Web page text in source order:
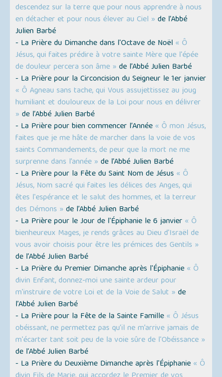
descendez sur la terre que pour nous apprendre à nous
en détacher et pour nous élever au Ciel » de l’Abbé
Julien Barbé
- La Prière du Dimanche dans l'Octave de Noël « Ô
Jésus, qui faites prédire à votre sainte Mère que l'épée
de douleur percera son âme » de l’Abbé Julien Barbé
- La Prière pour la Circoncision du Seigneur le 1er janvier
« Ô Agneau sans tache, qui Vous assujettissez au joug
humiliant et douloureux de la Loi pour nous en délivrer
» de l’Abbé Julien Barbé
- La Prière pour bien commencer l’Année « Ô mon Jésus,
faites que je me hâte de marcher dans la voie de vos
saints Commandements, de peur que la mort ne me
surprenne dans l’année » de l’Abbé Julien Barbé
- La Prière pour la Fête du Saint Nom de Jésus « Ô
Jésus, Nom sacré qui faites les délices des Anges, qui
êtes l'espérance et le salut des hommes, et la terreur
des Démons » de l’Abbé Julien Barbé
- La Prière pour le Jour de l'Épiphanie le 6 janvier « Ô
bienheureux Mages, je rends grâces au Dieu d'Israël de
vous avoir choisis pour être les prémices des Gentils »
de l’Abbé Julien Barbé
- La Prière du Premier Dimanche après l'Épiphanie « Ô
divin Enfant, donnez-moi une sainte ardeur pour
m'instruire de votre Loi et de la Voie de Salut » de
l’Abbé Julien Barbé
- La Prière pour la Fête de la Sainte Famille « Ô Jésus
obéissant, ne permettez pas qu’il ne m’arrive jamais de
m'écarter tant soit peu de la voie sûre de l'Obéissance »
de l’Abbé Julien Barbé
- La Prière du Deuxième Dimanche après l'Épiphanie « Ô